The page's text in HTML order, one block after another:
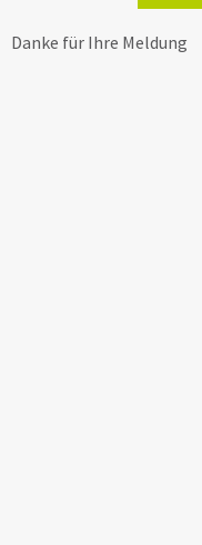
Danke für Ihre Meldung